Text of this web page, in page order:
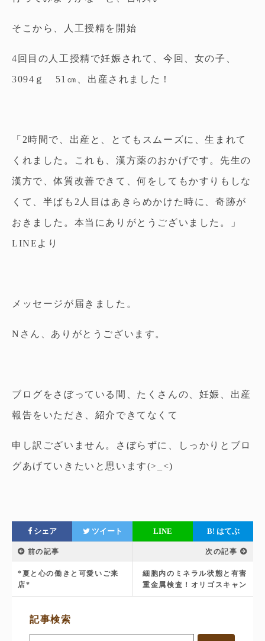
そこから、人工授精を開始
4回目の人工授精で妊娠されて、今回、女の子、
3094ｇ 51㎝、出産されました！
「2時間で、出産と、とてもスムーズに、生まれて
くれました。これも、漢方薬のおかげです。先生の
漢方で、体質改善できて、何をしてもかすりもしな
くて、半ばも2人目はあきらめかけた時に、奇跡が
おきました。本当にありがとうございました。」
LINEより
メッセージが届きました。
Nさん、ありがとうございます。
ブログをさぼっている間、たくさんの、妊娠、出産
報告をいただき、紹介できてなくて
申し訳ございません。さぼらずに、しっかりとブロ
グあげていきたいと思います(>_<)
シェア ツイート LINE B! はてぶ
前の記事
*夏と心の働きと可愛いご来
店*
次の記事
細胞内のミネラル状態と有害
重金属検査！オリゴスキャン
サ
記事検索